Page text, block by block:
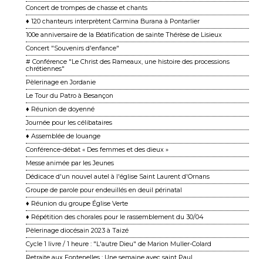
Concert de trompes de chasse et chants
♦ 120 chanteurs interprètent Carmina Burana à Pontarlier
100e anniversaire de la Béatification de sainte Thérèse de Lisieux
Concert "Souvenirs d'enfance"
# Conférence "Le Christ des Rameaux, une histoire des processions
chrétiennes"
Pèlerinage en Jordanie
Le Tour du Patro à Besançon
♦ Réunion de doyenné
Journée pour les célibataires
♦ Assemblée de louange
Conférence-débat « Des femmes et des dieux »
Messe animée par les Jeunes
Dédicace d'un nouvel autel à l'église Saint Laurent d'Ornans
Groupe de parole pour endeuillés en deuil périnatal
♦ Réunion du groupe Église Verte
♦ Répétition des chorales pour le rassemblement du 30/04
Pèlerinage diocésain 2023 à Taizé
Cycle 1 livre / 1 heure : "L'autre Dieu" de Marion Muller-Colard
Retraite aux Fontenelles : Une semaine avec saint Paul